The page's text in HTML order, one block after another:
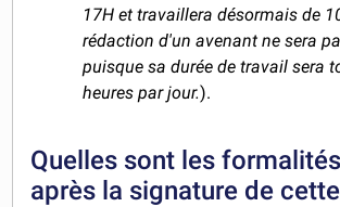
17H et travaillera désormais de
rédaction d'un avenant ne sera
puisque sa durée de travail sera
heures par jour.).
Quelles sont les
après la signature de